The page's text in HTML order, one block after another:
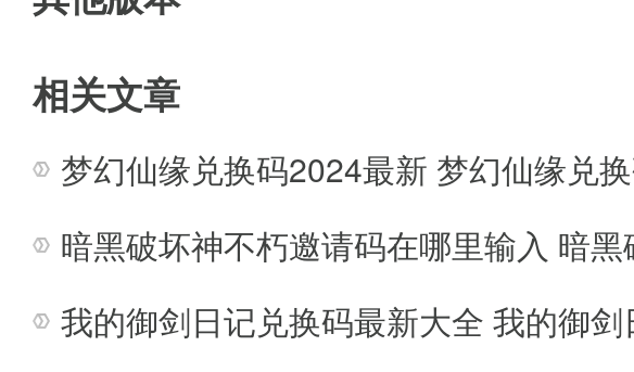
3、服务更加优秀的专车服务，只需多几块钱
滴滴出行安卓版亮点
1、多种可使用的打车类型，更多选择更加
2、全天候全时段都有司机待命接单，无论在
相关文章
梦幻仙缘兑换码2024最新 梦幻仙缘兑
暗黑破坏神不朽邀请码在哪里输入 暗
我的御剑日记兑换码最新大全 我的御